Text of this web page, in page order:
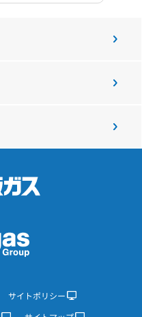
サイトポリシー